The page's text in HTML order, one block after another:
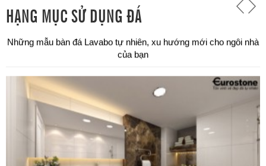
HẠNG MỤC SỬ DỤNG ĐÁ
Chuyên thi công đá ốp bậc tam cấp các công trình tại TPHCM